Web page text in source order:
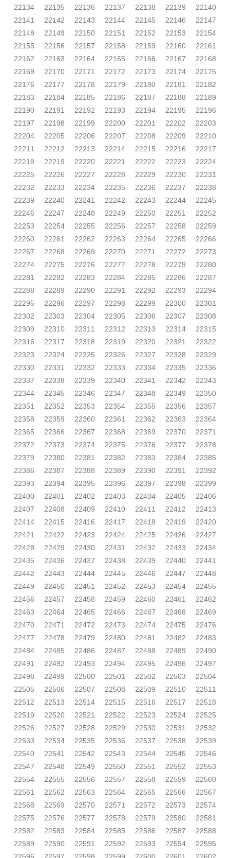
22134
22135 22136 22137 22138 22139
22140
22141
22142 22143 22144 22145 22146
22147
22148
22149 22150 22151 22152 22153
22154
22155
22156 22157 22158 22159 22160
22161
22162
22163 22164 22165 22166 22167
22168
22169
22170 22171 22172 22173 22174
22175
22176
22177 22178 22179 22180 22181
22182
22183
22184 22185 22186 22187 22188
22189
22190
22191 22192 22193 22194 22195
22196
22197
22198 22199 22200 22201 22202
22203
22204
22205 22206 22207 22208 22209
22210
22211
22212 22213 22214 22215 22216
22217
22218
22219 22220 22221 22222 22223
22224
22225
22226 22227 22228 22229 22230
22231
22232
22233 22234 22235 22236 22237
22238
22239
22240 22241 22242 22243 22244
22245
22246
22247 22248 22249 22250 22251
22252
22253
22254 22255 22256 22257 22258
22259
22260
22261 22262 22263 22264 22265
22266
22267
22268 22269 22270 22271 22272
22273
22274
22275 22276 22277 22278 22279
22280
22281
22282 22283 22284 22285 22286
22287
22288
22289 22290 22291 22292 22293
22294
22295
22296 22297 22298 22299 22300
22301
22302
22303 22304 22305 22306 22307
22308
22309
22310 22311 22312 22313 22314
22315
22316
22317 22318 22319 22320 22321
22322
22323
22324 22325 22326 22327 22328
22329
22330
22331 22332 22333 22334 22335
22336
22337
22338 22339 22340 22341 22342
22343
22344
22345 22346 22347 22348 22349
22350
22351
22352 22353 22354 22355 22356
22357
22358
22359 22360 22361 22362 22363
22364
22365
22366 22367 22368 22369 22370
22371
22372
22373 22374 22375 22376 22377
22378
22379
22380 22381 22382 22383 22384
22385
22386
22387 22388 22389 22390 22391
22392
22393
22394 22395 22396 22397 22398
22399
22400
22401 22402 22403 22404 22405
22406
22407
22408 22409 22410 22411 22412
22413
22414
22415 22416 22417 22418 22419
22420
22421
22422 22423 22424 22425 22426
22427
22428
22429 22430 22431 22432 22433
22434
22435
22436 22437 22438 22439 22440
22441
22442
22443 22444 22445 22446 22447
22448
22449
22450 22451 22452 22453 22454
22455
22456
22457 22458 22459 22460 22461
22462
22463
22464 22465 22466 22467 22468
22469
22470
22471 22472 22473 22474 22475
22476
22477
22478 22479 22480 22481 22482
22483
22484
22485 22486 22487 22488 22489
22490
22491
22492 22493 22494 22495 22496
22497
22498
22499 22500 22501 22502 22503
22504
22505
22506 22507 22508 22509 22510
22511
22512
22513 22514 22515 22516 22517
22518
22519
22520 22521 22522 22523 22524
22525
22526
22527 22528 22529 22530 22531
22532
22533
22534 22535 22536 22537 22538
22539
22540
22541 22542 22543 22544 22545
22546
22547
22548 22549 22550 22551 22552
22553
22554
22555 22556 22557 22558 22559
22560
22561
22562 22563 22564 22565 22566
22567
22568
22569 22570 22571 22572 22573
22574
22575
22576 22577 22578 22579 22580
22581
22582
22583 22584 22585 22586 22587
22588
22589
22590 22591 22592 22593 22594
22595